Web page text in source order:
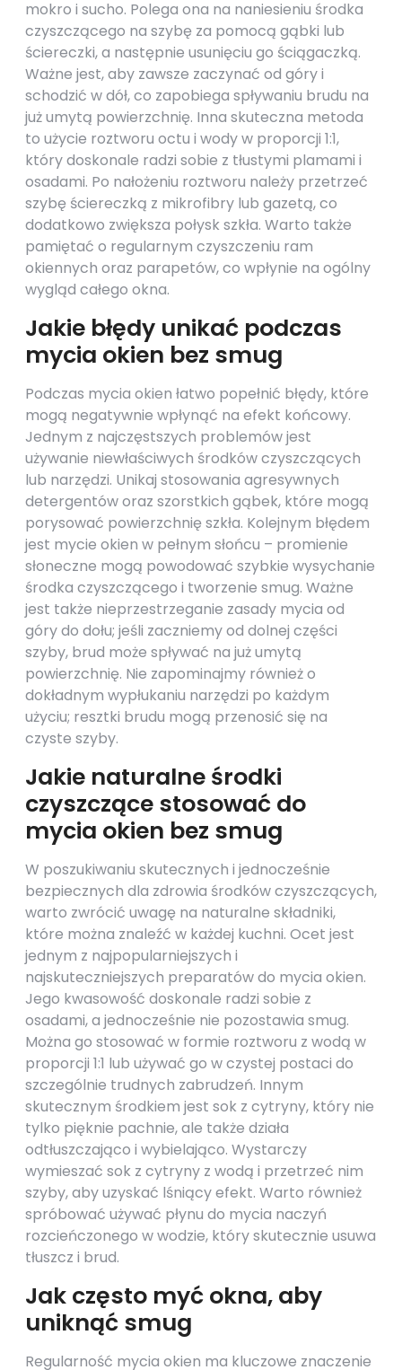
mokro i sucho. Polega ona na naniesieniu środka
czyszczącego na szybę za pomocą gąbki lub
ściereczki, a następnie usunięciu go ściągaczką.
Ważne jest, aby zawsze zaczynać od góry i
schodzić w dół, co zapobiega spływaniu brudu na
już umytą powierzchnię. Inna skuteczna metoda
to użycie roztworu octu i wody w proporcji 1:1,
który doskonale radzi sobie z tłustymi plamami i
osadami. Po nałożeniu roztworu należy przetrzeć
szybę ściereczką z mikrofibry lub gazetą, co
dodatkowo zwiększa połysk szkła. Warto także
pamiętać o regularnym czyszczeniu ram
okiennych oraz parapetów, co wpłynie na ogólny
wygląd całego okna.
Jakie błędy unikać podczas
mycia okien bez smug
Podczas mycia okien łatwo popełnić błędy, które
mogą negatywnie wpłynąć na efekt końcowy.
Jednym z najczęstszych problemów jest
używanie niewłaściwych środków czyszczących
lub narzędzi. Unikaj stosowania agresywnych
detergentów oraz szorstkich gąbek, które mogą
porysować powierzchnię szkła. Kolejnym błędem
jest mycie okien w pełnym słońcu – promienie
słoneczne mogą powodować szybkie wysychanie
środka czyszczącego i tworzenie smug. Ważne
jest także nieprzestrzeganie zasady mycia od
góry do dołu; jeśli zaczniemy od dolnej części
szyby, brud może spływać na już umytą
powierzchnię. Nie zapominajmy również o
dokładnym wypłukaniu narzędzi po każdym
użyciu; resztki brudu mogą przenosić się na
czyste szyby.
Jakie naturalne środki
czyszczące stosować do
mycia okien bez smug
W poszukiwaniu skutecznych i jednocześnie
bezpiecznych dla zdrowia środków czyszczących,
warto zwrócić uwagę na naturalne składniki,
które można znaleźć w każdej kuchni. Ocet jest
jednym z najpopularniejszych i
najskuteczniejszych preparatów do mycia okien.
Jego kwasowość doskonale radzi sobie z
osadami, a jednocześnie nie pozostawia smug.
Można go stosować w formie roztworu z wodą w
proporcji 1:1 lub używać go w czystej postaci do
szczególnie trudnych zabrudzeń. Innym
skutecznym środkiem jest sok z cytryny, który nie
tylko pięknie pachnie, ale także działa
odtłuszczająco i wybielająco. Wystarczy
wymieszać sok z cytryny z wodą i przetrzeć nim
szyby, aby uzyskać lśniący efekt. Warto również
spróbować używać płynu do mycia naczyń
rozcieńczonego w wodzie, który skutecznie usuwa
tłuszcz i brud.
Jak często myć okna, aby
uniknąć smug
Regularność mycia okien ma kluczowe znaczenie